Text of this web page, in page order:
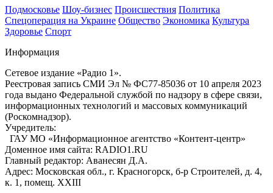
Подмосковье Шоу-бизнес Происшествия Политика
Спецоперация на Украине Общество Экономика Культура
Здоровье Спорт
Информация
Сетевое издание «Радио 1».
Реестровая запись СМИ Эл № ФС77-85036 от 10 апреля 2023
года выдано Федеральной службой по надзору в сфере связи,
информационных технологий и массовых коммуникаций
(Роскомнадзор).
Учредитель:
ГАУ МО «Информационное агентство «Контент-центр»
Доменное имя сайта: RADIO1.RU
Главный редактор: Аванесян Д.А.
Адрес: Московская обл., г. Красногорск, б-р Строителей, д. 4,
к. 1, помещ. XXIII